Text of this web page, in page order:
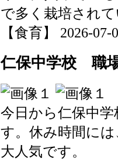
で多く栽培され
【食育】 2026-07-
仁保中学校 職
今日から仁保中
す。休み時間に
大人気です。